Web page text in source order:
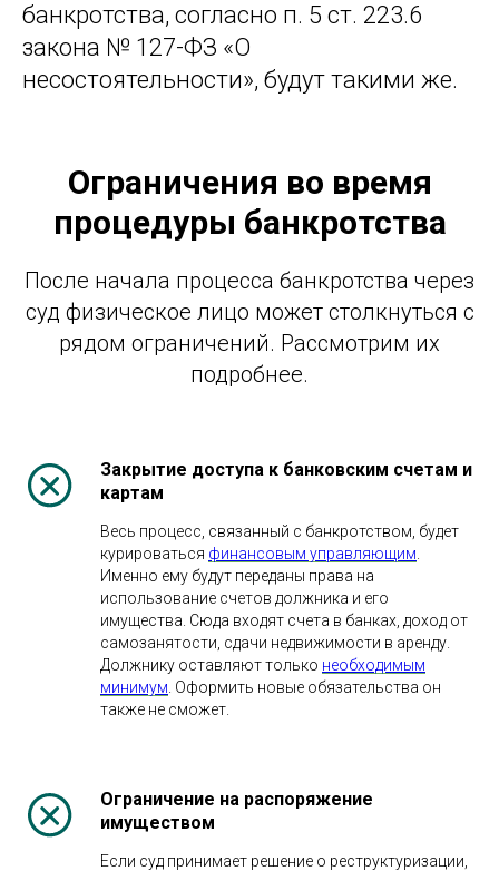
банкротства, согласно п. 5 ст. 223.6
закона № 127-ФЗ «О
несостоятельности», будут такими же.
Ограничения во время
процедуры банкротства
После начала процесса банкротства через
суд физическое лицо может столкнуться с
рядом ограничений. Рассмотрим их
подробнее.
Закрытие доступа к банковским счетам и
картам
Весь процесс, связанный с банкротством, будет
курироваться финансовым управляющим
Именно ему будут переданы права на
использование счетов должника и его
имущества. Сюда входят счета в банках, доход от
самозанятости, сдачи недвижимости в аренду.
Должнику оставляют только необходимым
минимум . Оформить новые обязательства он
также не сможет.
Ограничение на распоряжение
имуществом
Если суд принимает решение о реструктуризации,